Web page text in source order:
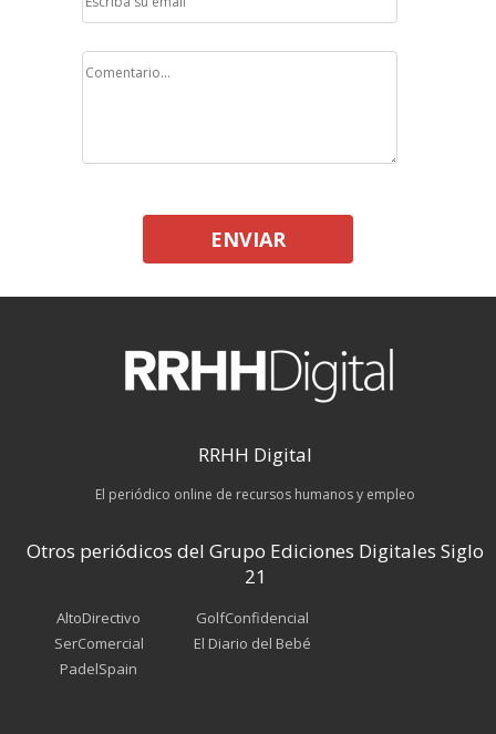
ENVIAR
RRHH Digital
El periódico online de recursos humanos y empleo
Otros periódicos del Grupo Ediciones Digitales Siglo
21
AltoDirectivo
SerComercial
PadelSpain
GolfConfidencial
El Diario del Bebé